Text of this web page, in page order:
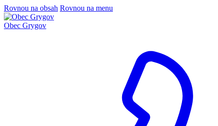
Rovnou na obsah Rovnou na menu
Obec Grygov